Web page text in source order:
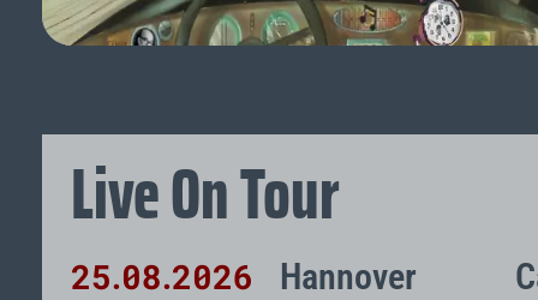
Live On Tour
25.08.2026 Hannover